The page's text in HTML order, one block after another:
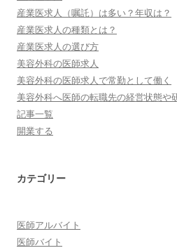
産業医求人（嘱託）は多い？年収は？
産業医求人の種類とは？
産業医求人の選び方
美容外科の医師求人
美容外科の医師求人で常勤として働く
美容外科へ医師の転職先の経営状態や
記事一覧
開業する
カテゴリー
医師アルバイト
医師バイト